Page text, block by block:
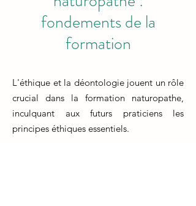
fondements de la
formation
L'éthique et la déontologie jouent un rôle
crucial dans la formation naturopathe,
inculquant aux futurs praticiens les
principes éthiques essentiels.